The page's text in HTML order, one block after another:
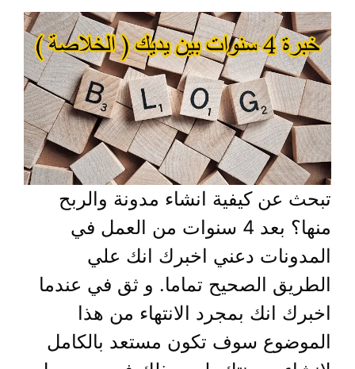
تبحث عن كيفية انشاء مدونة والربح
منها؟ بعد 4 سنوات من العمل في
المدونات دعني اخبرك انك علي
الطريق الصحيح تماما. و ثق في عندما
اخبرك انك بمجرد الانتهاء من هذا
الموضوع سوف تكون مستعد بالكامل